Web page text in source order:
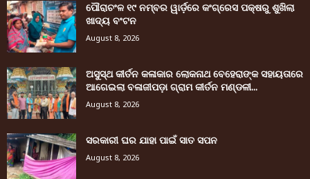
ପୌରାଚଂଳ ୧୯ ନମ୍ବର ୱାର୍ଡ଼ରେ କଂଗ୍ରେସ ପକ୍ଷରୁ ଶୁଖିଲା
ଖାଦ୍ୟ ବଂଟନ
August 8, 2026
ଅସୁସ୍ଥ କୀର୍ତନ କଳାକାର ଲୋକନାଥ ବେହେରାଙ୍କ ସହାୟତାରେ
ଆଗେଇଲା ବଳାଜୀପଡ଼ା ଗ୍ରାମ କୀର୍ତନ ମଣ୍ଡଳୀ...
August 8, 2026
ସରକାରୀ ଘର ଯାହା ପାଇଁ ସାତ ସପନ
August 8, 2026